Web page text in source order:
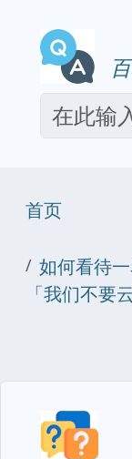
首页
如何看待
「我们不要